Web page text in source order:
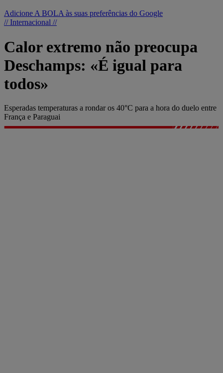
Adicione A BOLA às suas preferências do Google
// Internacional //
Calor extremo não preocupa
Deschamps: «É igual para
todos»
Esperadas temperaturas a rondar os 40°C para a hora do duelo entre
França e Paraguai